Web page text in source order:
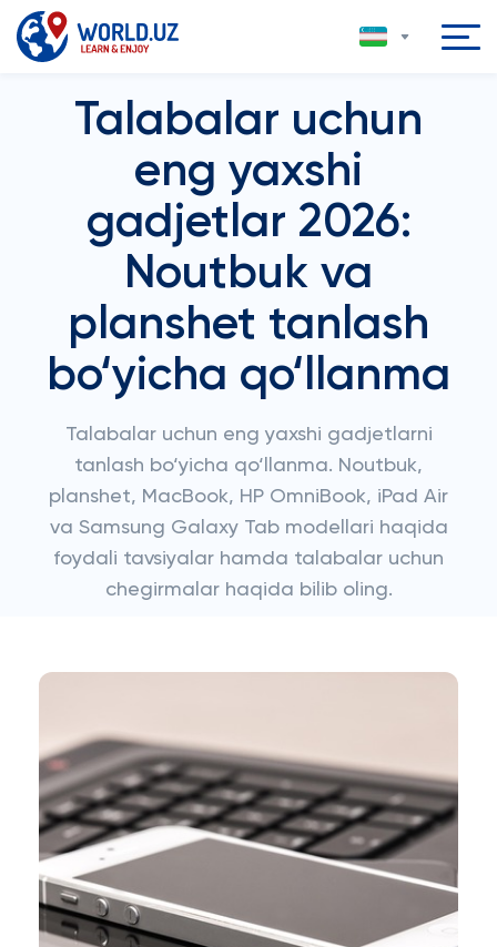
Talabalar uchun
eng yaxshi
gadjetlar 2026:
Noutbuk va
planshet tanlash
bo‘yicha qo‘llanma
Talabalar uchun eng yaxshi gadjetlarni
tanlash bo‘yicha qo‘llanma. Noutbuk,
planshet, MacBook, HP OmniBook, iPad Air
va Samsung Galaxy Tab modellari haqida
foydali tavsiyalar hamda talabalar uchun
chegirmalar haqida bilib oling.